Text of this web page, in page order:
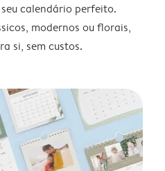
calendário perfeito.
modernos ou florais,
si, sem custos.